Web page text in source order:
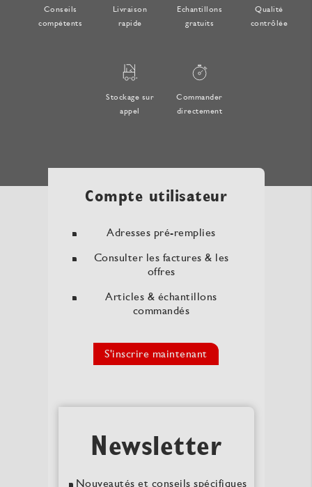
Conseils
compétents
Livraison
rapide
Echantillons
gratuits
Qualité
contrôlée
Stockage sur
appel
Commander
directement
Newsletter
Nouveautés et conseils spécifiques
Compte utilisateur
Adresses pré-remplies
Consulter les factures & les
offres
Articles & échantillons
commandés
S'inscrire maintenant